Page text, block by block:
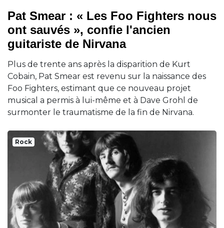
Pat Smear : « Les Foo Fighters nous
ont sauvés », confie l'ancien
guitariste de Nirvana
Plus de trente ans après la disparition de Kurt
Cobain, Pat Smear est revenu sur la naissance des
Foo Fighters, estimant que ce nouveau projet
musical a permis à lui-même et à Dave Grohl de
surmonter le traumatisme de la fin de Nirvana.
Rock